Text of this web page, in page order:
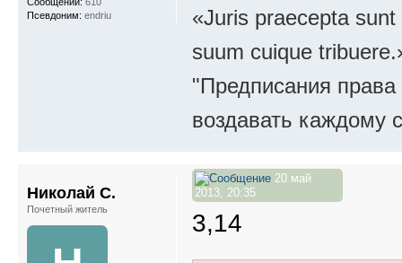
«Juris praecepta
suum cuique
"Предписания
воздавать каждому
Псевдоним: endriu
20 май
2013, 20:35
3,14
Николай С.
Почетный житель